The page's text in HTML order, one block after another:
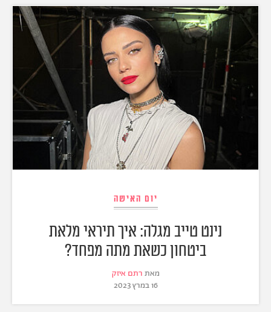
יום האישה
נינט טייב מגלה: איך תיראי מלאת
ביטחון כשאת מתה מפחד?
מאת רתם איזק
16 במרץ 2023